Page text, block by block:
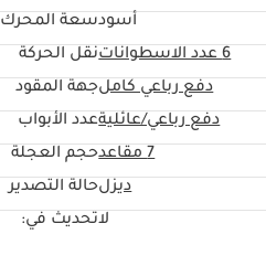
أسودسعة المحرك
6عدد الاسطواناتنقل الحركة
دفع رباعي كاملجهة المقود
دفع رباعي/عائليةعدد الأبواب
7 مقاعد حجم العجلة
ديزلحالة التصدير
لاتحديث في: